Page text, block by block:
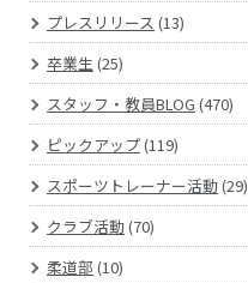
プレスリリース (13)
卒業生 (25)
スタッフ・教員BLOG (470)
ピックアップ(119)
スポーツトレーナー活動(29)
クラブ活動(70)
柔道部 (10)